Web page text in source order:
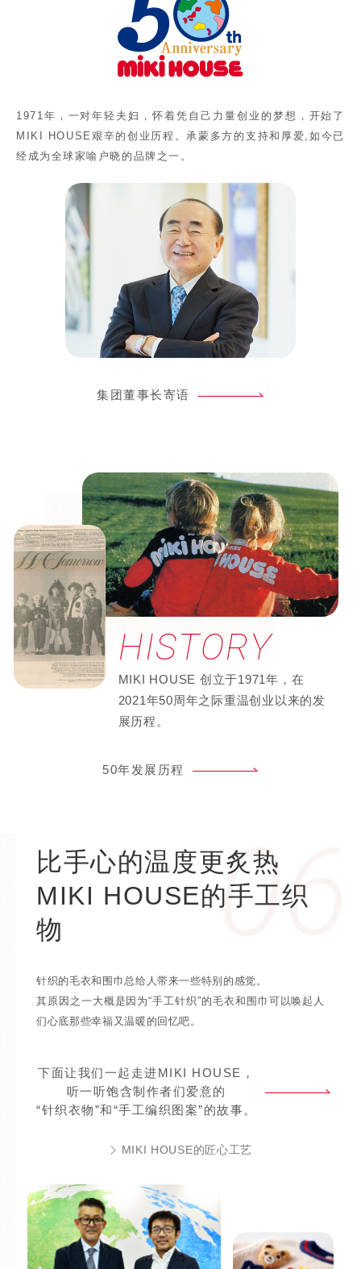
1971年，一对年轻夫妇，怀着凭自己力量创业的梦想，开始了
MIKI HOUSE艰辛的创业历程。承蒙多方的支持和厚爱,如今已
经成为全球家喻户晓的品牌之一。
集团董事长寄语
HISTORY
MIKI HOUSE 创立于1971年，在
2021年50周年之际重温创业以来的发
展历程。
50年发展历程
06
比手心的温度更炙热
MIKI HOUSE的手工织
物
针织的毛衣和围巾总给人带来一些特别的感觉。
其原因之一大概是因为“手工针织”的毛衣和围巾可以唤起人
们心底那些幸福又温暖的回忆吧。
下面让我们一起走进MIKI HOUSE，
听一听饱含制作者们爱意的
“针织衣物”和“手工编织图案”的故事。
MIKI HOUSE的匠心工艺